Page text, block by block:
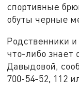
спортивные
обуты черные
Родственники и
что-либо знает
Давыдовой,
700-54-52, 112